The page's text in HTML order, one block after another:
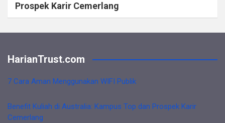
Prospek Karir Cemerlang
HarianTrust.com
7 Cara Aman Menggunakan WIFI Publik
Benefit Kuliah di Australia: Kampus Top dan Prospek Karir
Cemerlang